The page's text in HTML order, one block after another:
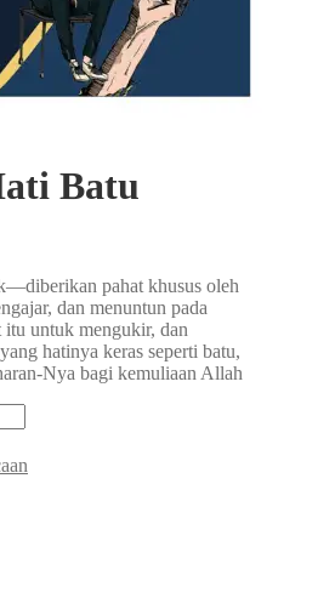
Batu
pahat khusus oleh
dan menuntun pada
itu untuk mengukir, dan
hatinya keras seperti batu,
Nya bagi kemuliaan Allah